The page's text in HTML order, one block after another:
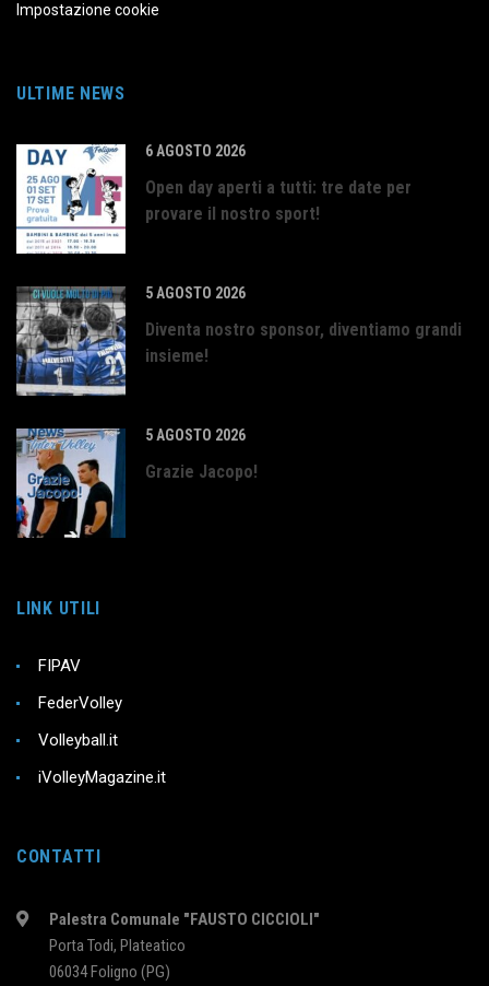
Impostazione cookie
ULTIME NEWS
6 AGOSTO 2026
Open day aperti a tutti: tre date per
provare il nostro sport!
5 AGOSTO 2026
Diventa nostro sponsor, diventiamo grandi
insieme!
5 AGOSTO 2026
Grazie Jacopo!
LINK UTILI
FIPAV
FederVolley
Volleyball.it
iVolleyMagazine.it
CONTATTI
Palestra Comunale "FAUSTO CICCIOLI"
Porta Todi, Plateatico
06034 Foligno (PG)